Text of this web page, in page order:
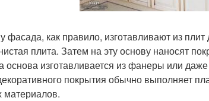
фасада, как правило, изготавливают из
плита. Затем на эту основу наносят
основа изготавливается из фанеры или
покрытия обычно выполняет
материалов.